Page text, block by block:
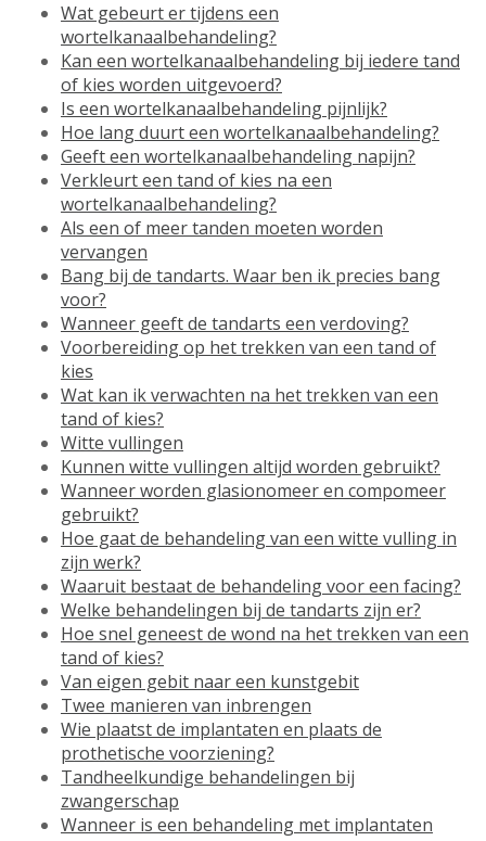
Wat gebeurt er tijdens een
wortelkanaalbehandeling?
Kan een wortelkanaalbehandeling bij iedere tand
of kies worden uitgevoerd?
Is een wortelkanaalbehandeling pijnlijk?
Hoe lang duurt een wortelkanaalbehandeling?
Geeft een wortelkanaalbehandeling napijn?
Verkleurt een tand of kies na een
wortelkanaalbehandeling?
Als een of meer tanden moeten worden
vervangen
Bang bij de tandarts. Waar ben ik precies bang
voor?
Wanneer geeft de tandarts een verdoving?
Voorbereiding op het trekken van een tand of
kies
Wat kan ik verwachten na het trekken van een
tand of kies?
Witte vullingen
Kunnen witte vullingen altijd worden gebruikt?
Wanneer worden glasionomeer en compomeer
gebruikt?
Hoe gaat de behandeling van een witte vulling in
zijn werk?
Waaruit bestaat de behandeling voor een facing?
Welke behandelingen bij de tandarts zijn er?
Hoe snel geneest de wond na het trekken van een
tand of kies?
Van eigen gebit naar een kunstgebit
Twee manieren van inbrengen
Wie plaatst de implantaten en plaats de
prothetische voorziening?
Tandheelkundige behandelingen bij
zwangerschap
Wanneer is een behandeling met implantaten